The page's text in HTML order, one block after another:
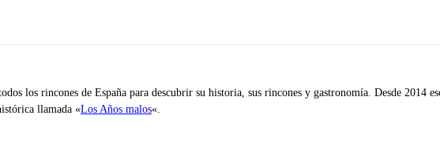
los rincones de España para descubrir su historia, sus rincones y gastronomía. Desde 2014
llamada «Los Años malos«.